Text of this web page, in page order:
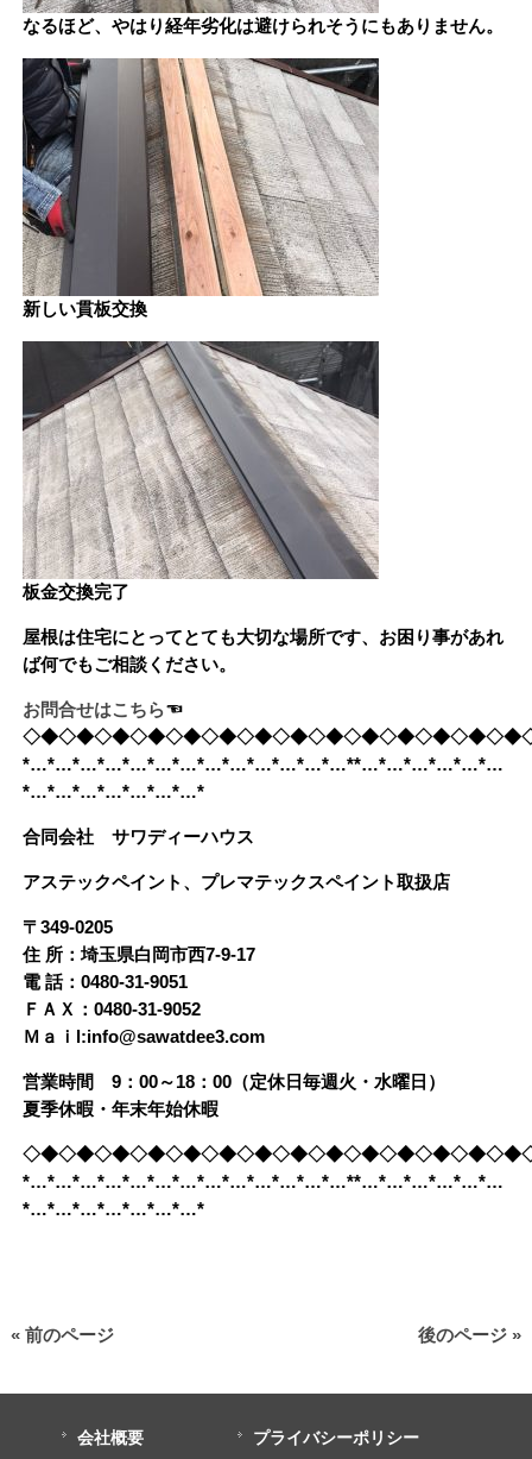
なるほど、やはり経年劣化は避けられそうにもありません。
新しい貫板交換
板金交換完了
屋根は住宅にとってとても大切な場所です、お困り事があれ
ば何でもご相談ください。
お問合せはこちら☜
*…*…*…*…*…*…*…*…*…*…*…*…*…**…*…*…*…*…*…
*…*…*…*…*…*…*…*
合同会社 サワディーハウス
アステックペイント、プレマテックスペイント取扱店
〒349-0205
住 所：埼玉県白岡市西7-9-17
電 話：0480-31-9051
ＦＡＸ：0480-31-9052
Ｍａｉl:info@sawatdee3.com
営業時間 9：00～18：00（定休日毎週火・水曜日）
夏季休暇・年末年始休暇
*…*…*…*…*…*…*…*…*…*…*…*…*…**…*…*…*…*…*…
*…*…*…*…*…*…*…*
« 前のページ 後のページ »
会社概要 プライバシーポリシー